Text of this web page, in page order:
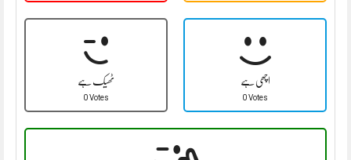
ٹھیک ہے
0 Votes
اچھی ہے
0 Votes